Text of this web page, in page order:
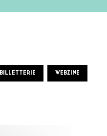
BILLETTERIE WEBZINE